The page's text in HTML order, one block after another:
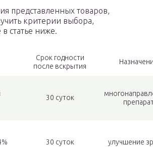
представленных товаров,
критерии выбора,
статье ниже.
Срок годности
после вскрытия
30 суток
30 суток улучшение